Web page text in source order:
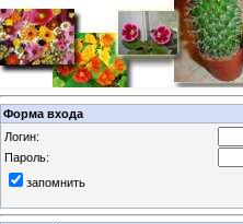
Форма входа
Логин:
Пароль:
запомнить